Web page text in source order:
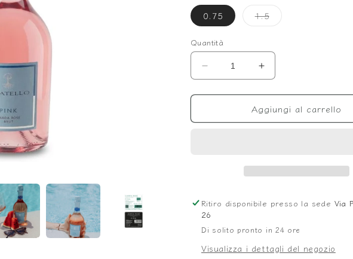
0.75 1.5Variante
disponibile
Quantità
Diminuisci
quantità
per
Aumenta
quantità
per
Pink
Aggiungi al carrello
Ritiro disponibile presso la sede Via
26
Di solito pronto in 24 ore
Visualizza i dettagli del negozio